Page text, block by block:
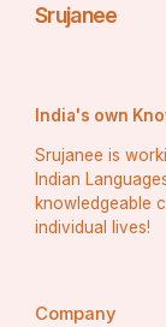
Srujanee
India's own
Srujanee is
Indian
knowledgeable
individual lives!
Company